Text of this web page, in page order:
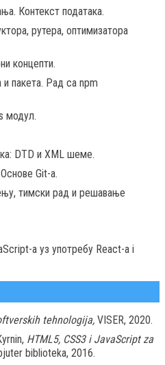
Контекст података.
рутера, оптимизатора
концепти.
пакета. Рад са npm
модул.
DTD и XML шеме.
Git-a.
тимски рад и решавање
a уз употребу React-a i
tehnologija, VISER, 2020.
HTML5, CSS3 i JavaScript za
biblioteka, 2016.